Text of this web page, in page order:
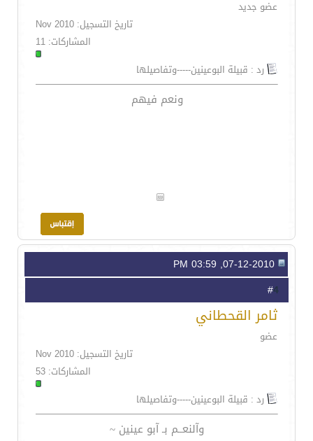
عضو جديد
تاريخ التسجيل: Nov 2010
المشاركات: 11
رد : قبيلة البوعينين-----وتفاصيلها
ونعم فيهم
4
ثامر القحطاني
عضو
تاريخ التسجيل: Nov 2010
المشاركات: 53
رد : قبيلة البوعينين-----وتفاصيلها
وآلنعــم بـ آبو عينين ~